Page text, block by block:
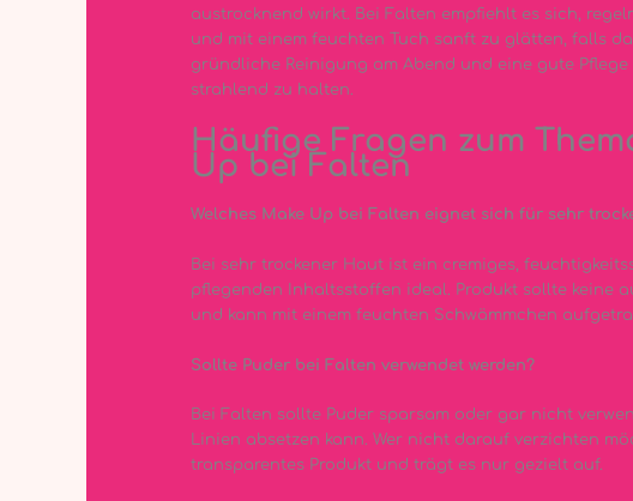
austrocknend wirkt. Bei Falten empfiehlt es sich,
und mit einem feuchten Tuch sanft zu glätten, falls
gründliche Reinigung am Abend und eine gute
strahlend zu halten.
Häufige Fragen zum
Up bei Falten
Welches Make Up bei Falten eignet sich für sehr
Bei sehr trockener Haut ist ein cremiges,
pflegenden Inhaltsstoffen ideal. Produkt sollte keine
und kann mit einem feuchten Schwämmchen
Sollte Puder bei Falten verwendet werden?
Bei Falten sollte Puder sparsam oder gar nicht
Linien absetzen kann. Wer nicht darauf verzichten
transparentes Produkt und trägt es nur gezielt auf.